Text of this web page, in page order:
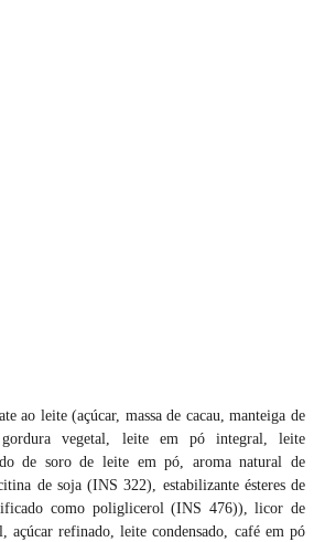
ao leite (açúcar, massa de cacau, manteiga de
gordura vegetal, leite em pó integral, leite
de soro de leite em pó, aroma natural de
de soja (INS 322), estabilizante ésteres de
como poliglicerol (INS 476)), licor de
açúcar refinado, leite condensado, café em pó